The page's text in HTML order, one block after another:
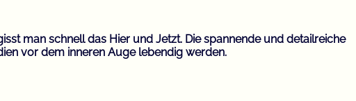
man schnell das Hier und Jetzt. Die spannende und detailreiche
vor dem inneren Auge lebendig werden.